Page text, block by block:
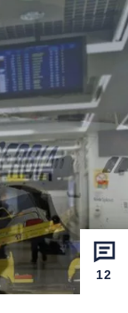
12